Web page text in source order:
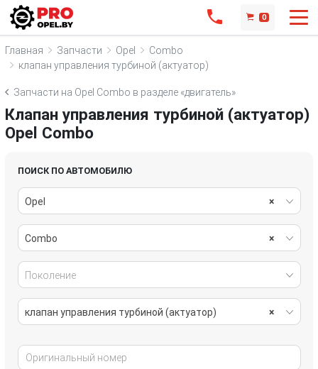
0
Главная Запчасти Opel
Combo
клапан управления турбиной (актуатор)
Запчасти на Opel Combo в разделе «двигатель»
Клапан управления турбиной (актуатор)
Opel Combo
ПОИСК ПО АВТОМОБИЛЮ
×
Opel
×
Combo
Поколение
×
клапан управления турбиной (актуатор)